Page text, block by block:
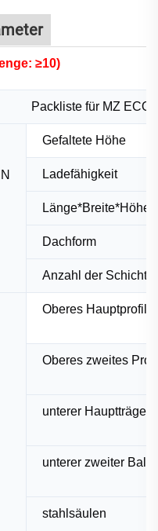
≥10)
Packliste für MZ ECO
Gefaltete Höhe
Ladefähigkeit
Länge*Breite*Höhe
Dachform
Anzahl der
Oberes Hauptprofil
Oberes zweites
unterer Hauptträger
unterer zweiter
stahlsäulen